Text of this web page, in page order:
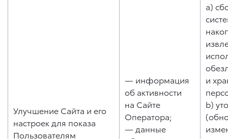
Улучшение Сайта и его
настроек для показа
Пользователям
— информация
об активности
на Сайте
Оператора;
— данные
a)
и
b)